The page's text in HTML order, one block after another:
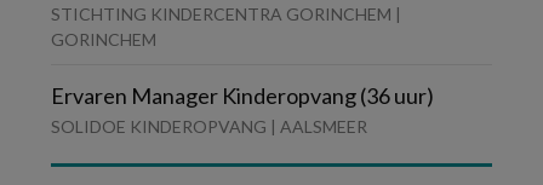
STICHTING KINDERCENTRA GORINCHEM |
GORINCHEM
Ervaren Manager Kinderopvang (36 uur)
SOLIDOE KINDEROPVANG | AALSMEER